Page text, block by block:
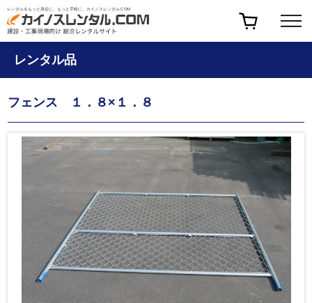
レンタルをもっと身近に、もっと手軽に、カイノスレンタル.COM
レンタル品
フェンス １．８×１．８